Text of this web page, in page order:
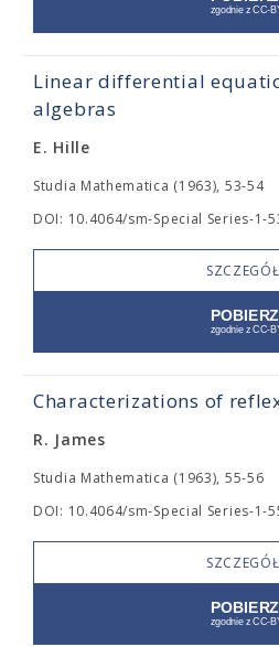
Linear differential
algebras
E. Hille
Studia Mathematica (1963), 53-54
DOI: 10.4064/sm-Special Series-1-
Characterizations of
R. James
Studia Mathematica (1963), 55-56
DOI: 10.4064/sm-Special Series-1-